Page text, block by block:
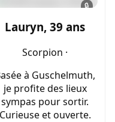
🔒
Lauryn, 39 ans
Scorpion ·
à Guschelmuth,
je profite des lieux
sympas pour sortir.
Curieuse et ouverte.